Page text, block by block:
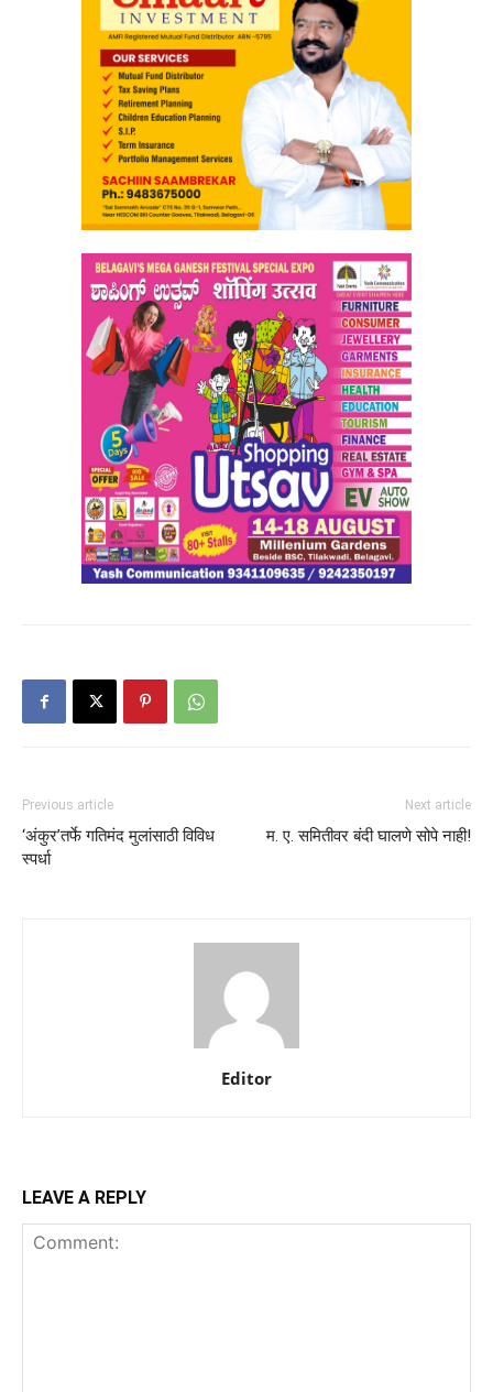
Previous article
‘अंकुर’तर्फे गतिमंद मुलांसाठी विविध
स्पर्धा
Next article
म. ए. समितीवर बंदी घालणे सोपे नाही!
Editor
LEAVE A REPLY